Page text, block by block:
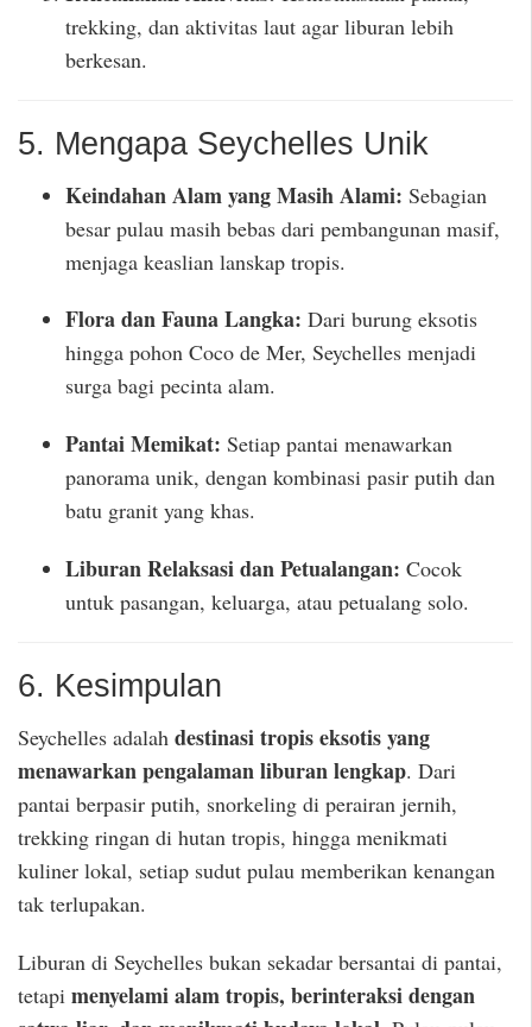
trekking, dan aktivitas laut agar liburan lebih
berkesan.
5. Mengapa Seychelles Unik
Keindahan Alam yang Masih Alami: Sebagian
besar pulau masih bebas dari pembangunan masif,
menjaga keaslian lanskap tropis.
Flora dan Fauna Langka: Dari burung eksotis
hingga pohon Coco de Mer, Seychelles menjadi
surga bagi pecinta alam.
Pantai Memikat: Setiap pantai menawarkan
panorama unik, dengan kombinasi pasir putih dan
batu granit yang khas.
Liburan Relaksasi dan Petualangan: Cocok
untuk pasangan, keluarga, atau petualang solo.
6. Kesimpulan
Seychelles adalah destinasi tropis eksotis yang
menawarkan pengalaman liburan lengkap. Dari
pantai berpasir putih, snorkeling di perairan jernih,
trekking ringan di hutan tropis, hingga menikmati
kuliner lokal, setiap sudut pulau memberikan kenangan
tak terlupakan.
Liburan di Seychelles bukan sekadar bersantai di pantai,
tetapi menyelami alam tropis, berinteraksi dengan